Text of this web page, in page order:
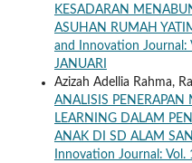
KESADARAN
ASUHAN RUMAH
and Innovation Journal:
JANUARI
Azizah Adellia Rahma,
ANALISIS PENERAPAN
LEARNING DALAM
ANAK DI SD ALAM
Innovation Journal: Vol.